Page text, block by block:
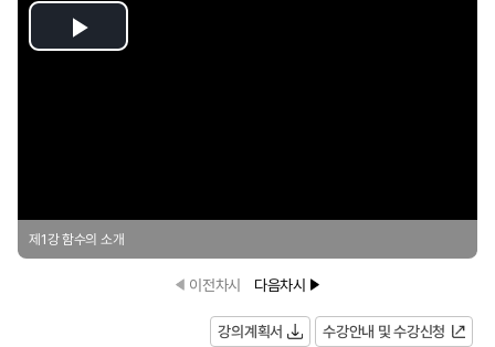
Play
제1강 함수의 소개
이전차시 다음차시
강의계획서
수강안내 및 수강신청